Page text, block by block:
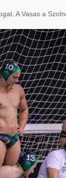
A Vasas a